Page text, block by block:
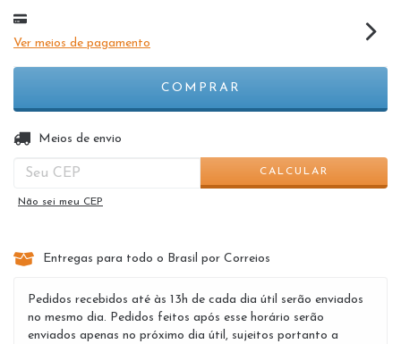
Ver meios de pagamento
Entregas para o CEP:
Meios de envio
CALCULAR
Não sei meu CEP
Entregas para todo o Brasil por Correios
Pedidos recebidos até às 13h de cada dia útil serão enviados
no mesmo dia. Pedidos feitos após esse horário serão
enviados apenas no próximo dia útil, sujeitos portanto a